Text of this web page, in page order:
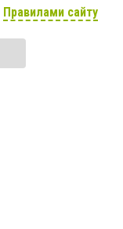
Правилами сайту